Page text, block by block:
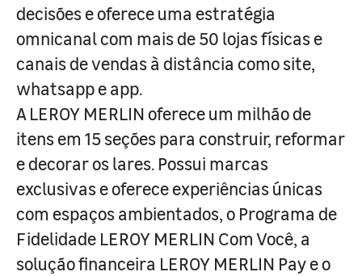
decisões e oferece uma estratégia
omnicanal com mais de 50 lojas físicas e
canais de vendas à distância como site,
whatsapp e app.
A LEROY MERLIN oferece um milhão de
itens em 15 seções para construir, reformar
e decorar os lares. Possui marcas
exclusivas e oferece experiências únicas
com espaços ambientados, o Programa de
Fidelidade LEROY MERLIN Com Você, a
solução financeira LEROY MERLIN Pay e o